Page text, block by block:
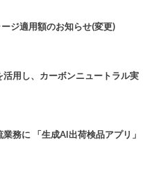
ジ適用額のお知らせ(変更)
用し、カーボンニュートラル実
務に 「生成AI出荷検品アプリ」